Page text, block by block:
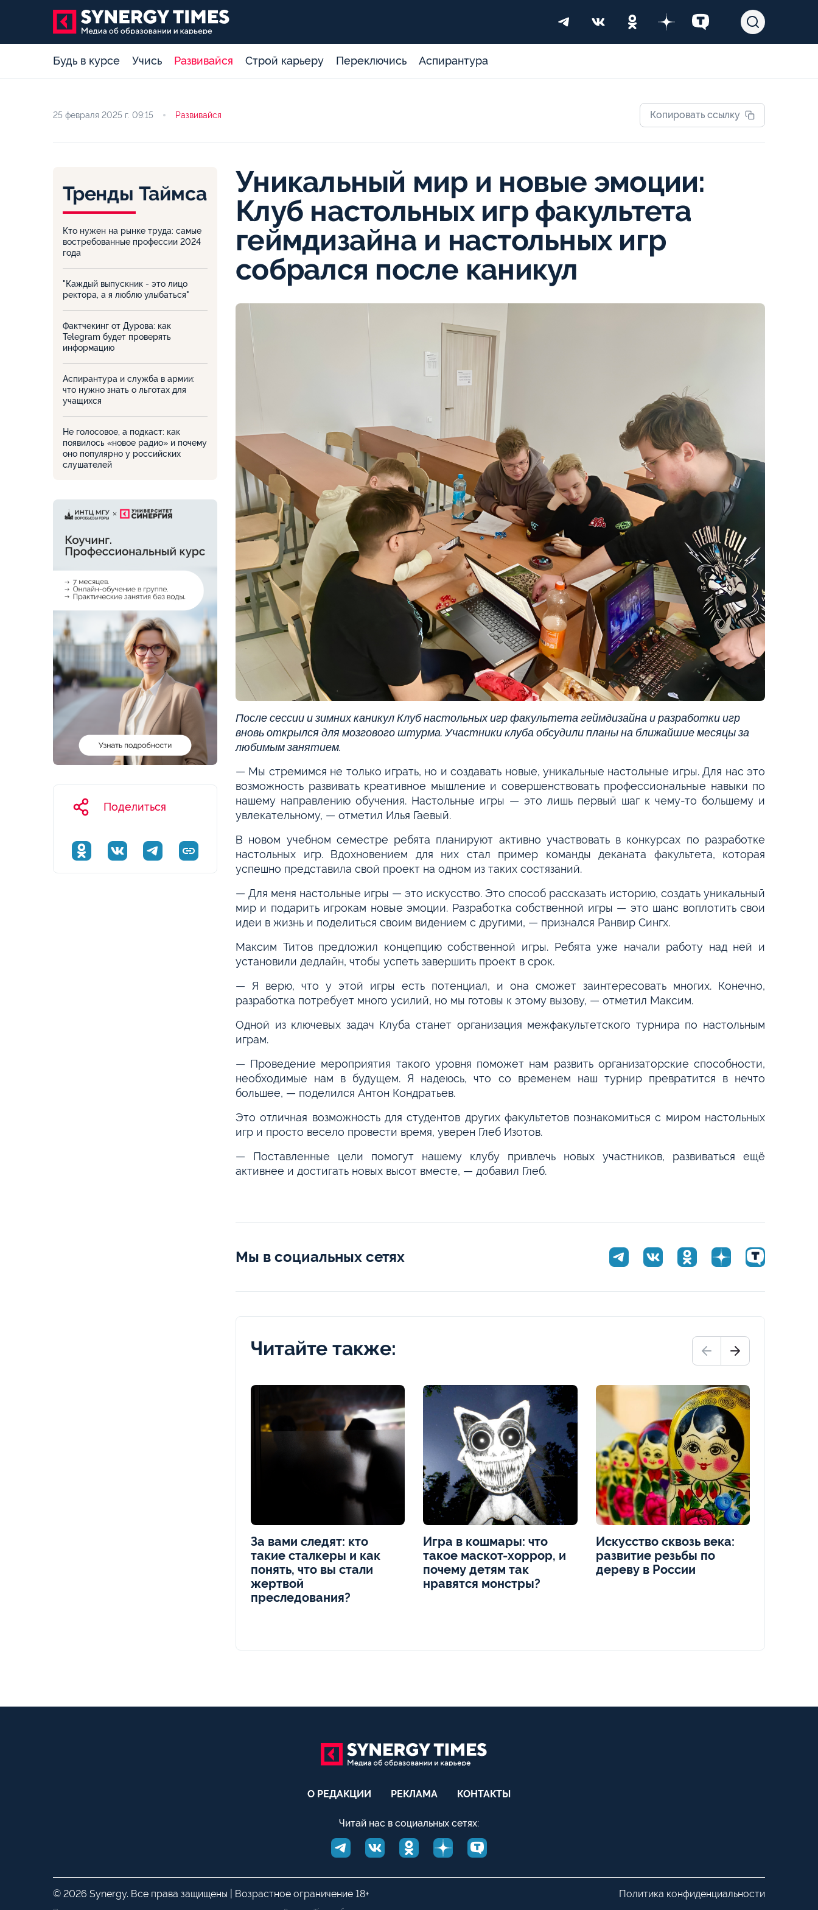
Будь в курсе Учись Развивайся Строй карьеру Переключись Аспирантура
25 февраля 2025 г. 09:15 Развивайся Копировать ссылку
Тренды Таймса
Кто нужен на рынке труда: самые
востребованные профессии 2024
года
"Каждый выпускник - это лицо
ректора, а я люблю улыбаться"
Фактчекинг от Дурова: как
Telegram будет проверять
информацию
Аспирантура и служба в армии:
что нужно знать о льготах для
учащихся
Не голосовое, а подкаст: как
появилось «новое радио» и почему
оно популярно у российских
слушателей
Поделиться
Уникальный мир и новые эмоции:
Клуб настольных игр факультета
геймдизайна и настольных игр
собрался после каникул
После сессии и зимних каникул Клуб настольных игр факультета геймдизайна и разработки игр
вновь открылся для мозгового штурма. Участники клуба обсудили планы на ближайшие месяцы за
любимым занятием.
— Мы стремимся не только играть, но и создавать новые, уникальные настольные игры. Для нас это
возможность развивать креативное мышление и совершенствовать профессиональные навыки по
нашему направлению обучения. Настольные игры — это лишь первый шаг к чему-то большему и
увлекательному, — отметил Илья Гаевый.
В новом учебном семестре ребята планируют активно участвовать в конкурсах по разработке
настольных игр. Вдохновением для них стал пример команды деканата факультета, которая
успешно представила свой проект на одном из таких состязаний.
— Для меня настольные игры — это искусство. Это способ рассказать историю, создать уникальный
мир и подарить игрокам новые эмоции. Разработка собственной игры — это шанс воплотить свои
идеи в жизнь и поделиться своим видением с другими, — признался Ранвир Сингх.
Максим Титов предложил концепцию собственной игры. Ребята уже начали работу над ней и
установили дедлайн, чтобы успеть завершить проект в срок.
— Я верю, что у этой игры есть потенциал, и она сможет заинтересовать многих. Конечно,
разработка потребует много усилий, но мы готовы к этому вызову, — отметил Максим.
Одной из ключевых задач Клуба станет организация межфакультетского турнира по настольным
играм.
— Проведение мероприятия такого уровня поможет нам развить организаторские способности,
необходимые нам в будущем. Я надеюсь, что со временем наш турнир превратится в нечто
большее, — поделился Антон Кондратьев.
Это отличная возможность для студентов других факультетов познакомиться с миром настольных
игр и просто весело провести время, уверен Глеб Изотов.
— Поставленные цели помогут нашему клубу привлечь новых участников, развиваться ещё
активнее и достигать новых высот вместе, — добавил Глеб.
Мы в социальных сетях
Читайте также:
За вами следят: кто
такие сталкеры и как
понять, что вы стали
жертвой
преследования?
Игра в кошмары: что
такое маскот-хоррор, и
почему детям так
нравятся монстры?
Искусство сквозь века:
развитие резьбы по
дереву в России
О РЕДАКЦИИ РЕКЛАМА КОНТАКТЫ
Читай нас в социальных сетях:
© 2026 Synergy. Все права защищены | Возрастное ограничение 18+ Политика конфиденциальности